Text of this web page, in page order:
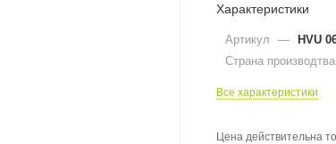
Характеристики
Артикул — HVU
Страна производтва
Все характеристики
Цена действительна